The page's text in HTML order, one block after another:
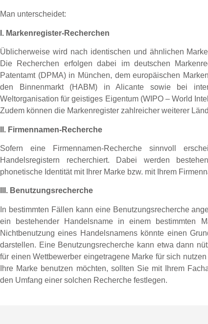
Man unterscheidet:
I. Markenregister-Recherchen
Üblicherweise wird nach identischen und ähnlichen
Die Recherchen erfolgen dabei im deutschen
Patentamt (DPMA) in München, dem europäischen
den Binnenmarkt (HABM) in Alicante sowie bei
Weltorganisation für geistiges Eigentum (WIPO – World
Zudem können die Markenregister zahlreicher weiterer
II. Firmennamen-Recherche
Sofern eine Firmennamen-Recherche sinnvoll
Handelsregistern recherchiert. Dabei werden
phonetische Identität mit Ihrer Marke bzw. mit Ihrem
III. Benutzungsrecherche
In bestimmten Fällen kann eine Benutzungsrecherche
ein bestehender Handelsname in einem bestimmten
Nichtbenutzung eines Handelsnamens könnte einen
darstellen. Eine Benutzungsrecherche kann etwa dann
für einen Wettbewerber eingetragene Marke für sich
Ihre Marke benutzen möchten, sollten Sie mit Ihrem
den Umfang einer solchen Recherche festlegen.